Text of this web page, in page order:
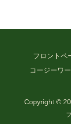
フロントペ
コージーワ
Copyright ©